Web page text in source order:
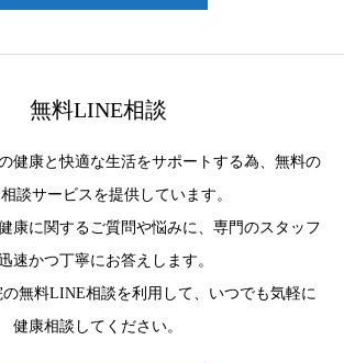
無料LINE相談
健康と快適な生活をサポートする為、無料の
談サービスを提供しています。
康に関するご質問や悩みに、専門のスタッフ
速かつ丁寧にお答えします。
無料LINE相談を利用して、いつでも気軽に
健康相談してください。